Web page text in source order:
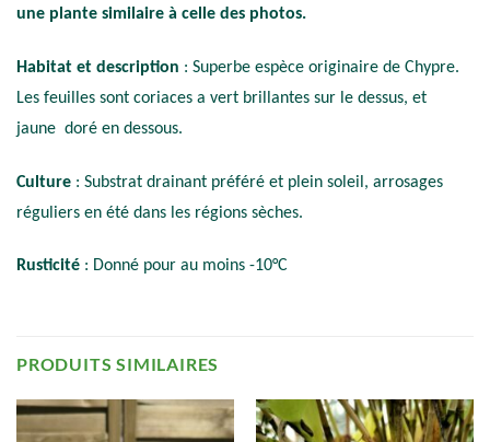
une plante similaire à celle des photos.
Habitat et description : Superbe espèce originaire de Chypre.
Les feuilles sont coriaces a vert brillantes sur le dessus, et
jaune doré en dessous.
Culture : Substrat drainant préféré et plein soleil, arrosages
réguliers en été dans les régions sèches.
Rusticité : Donné pour au moins -10°C
PRODUITS SIMILAIRES